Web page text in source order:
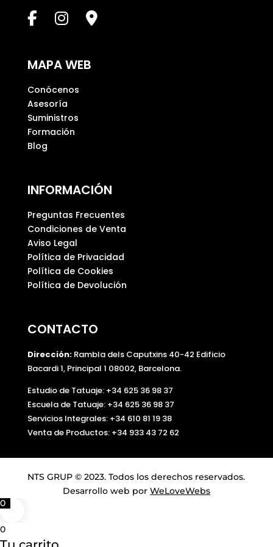
c
a
o
a
c
í
o
.
MAPA WEB
Conócenos
Asesoría
Suministros
Formación
Blog
INFORMACIÓN
Preguntas Frecuentes
Condiciones de Venta
Aviso Legal
Política de Privacidad
Política de Cookies
Política de Devolución
CONTACTO
Dirección:Rambla dels Caputxins 40-42 Edificio
Bacardi 1, Principal 1 08002, Barcelona.
Estudio de Tatuaje: +34 625 36 98 37
Escuela de Tatuaje: +34 625 36 98 37
Servicios Integrales: +34 610 81 19 38
Venta de Productos: +34 933 43 72 62
NTS GRUP © 2023. Todos los derechos reservados.
Desarrollo web por WeLoveWebs
0
0